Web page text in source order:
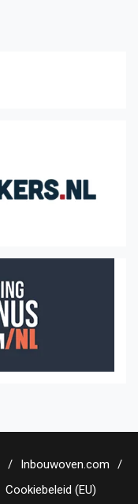
Inbouwoven.com
Cookiebeleid (EU)